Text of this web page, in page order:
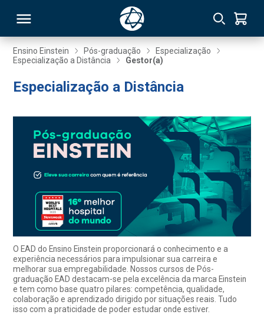
Ensino Einstein Pós-graduação
Especialização
Especialização a Distância
Gestor(a)
Especialização a Distância
O EAD do Ensino Einstein proporcionará o conhecimento e a
experiência necessários para impulsionar sua carreira e
melhorar sua empregabilidade. Nossos cursos de Pós-
graduação EAD destacam-se pela excelência da marca Einstein
e tem como base quatro pilares: competência, qualidade,
colaboração e aprendizado dirigido por situações reais. Tudo
isso com a praticidade de poder estudar onde estiver.